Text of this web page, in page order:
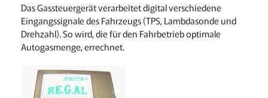
Das Gassteuergerät verarbeitet digital verschiedene
Eingangssignale des Fahrzeugs (TPS, Lambdasonde und
Drehzahl). So wird, die für den Fahrbetrieb optimale
Autogasmenge, errechnet.